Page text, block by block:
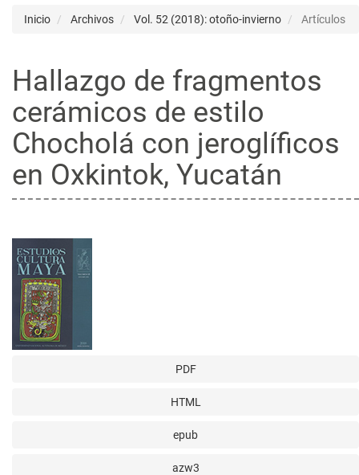
Inicio Archivos Vol. 52 (2018): otoño-invierno Artículos
Hallazgo de fragmentos
cerámicos de estilo
Chocholá con jeroglíficos
en Oxkintok, Yucatán
Barra
lateral
del
artículo
PDF
HTML
epub
azw3